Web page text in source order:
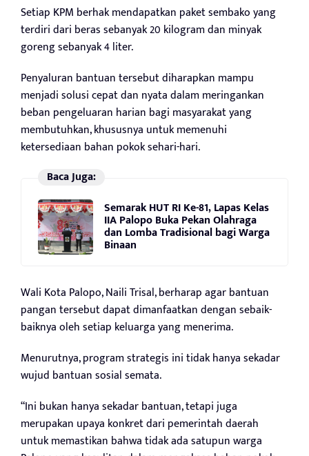
Setiap KPM berhak mendapatkan paket sembako yang
terdiri dari beras sebanyak 20 kilogram dan minyak
goreng sebanyak 4 liter.
Penyaluran bantuan tersebut diharapkan mampu
menjadi solusi cepat dan nyata dalam meringankan
beban pengeluaran harian bagi masyarakat yang
membutuhkan, khususnya untuk memenuhi
ketersediaan bahan pokok sehari-hari.
Baca Juga:
Semarak HUT RI Ke-81, Lapas Kelas
IIA Palopo Buka Pekan Olahraga
dan Lomba Tradisional bagi Warga
Binaan
Wali Kota Palopo, Naili Trisal, berharap agar bantuan
pangan tersebut dapat dimanfaatkan dengan sebaik-
baiknya oleh setiap keluarga yang menerima.
Menurutnya, program strategis ini tidak hanya sekadar
wujud bantuan sosial semata.
“Ini bukan hanya sekadar bantuan, tetapi juga
merupakan upaya konkret dari pemerintah daerah
untuk memastikan bahwa tidak ada satupun warga